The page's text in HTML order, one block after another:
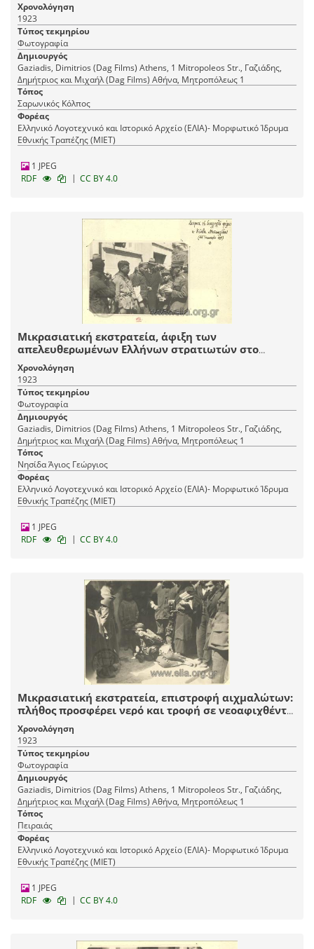
Χρονολόγηση
1923
Τύπος τεκμηρίου
Φωτογραφία
Δημιουργός
Gaziadis, Dimitrios (Dag Films) Athens, 1 Mitropoleos Str., Γαζιάδης,
Δημήτριος και Μιχαήλ (Dag Films) Αθήνα, Mητροπόλεως 1
Τόπος
Σαρωνικός Κόλπος
Φορέας
Ελληνικό Λογοτεχνικό και Ιστορικό Αρχείο (ΕΛΙΑ)- Μορφωτικό Ίδρυμα
Εθνικής Τραπέζης (ΜΙΕΤ)
1 JPEG
RDF
| CC BY 4.0
Μικρασιατική εκστρατεία, άφιξη των
απελευθερωμένων Ελλήνων στρατιωτών στο
λοιμοκαθαρτήριο του Αγίου Γεωργίου.
Χρονολόγηση
1923
Τύπος τεκμηρίου
Φωτογραφία
Δημιουργός
Gaziadis, Dimitrios (Dag Films) Athens, 1 Mitropoleos Str., Γαζιάδης,
Δημήτριος και Μιχαήλ (Dag Films) Αθήνα, Mητροπόλεως 1
Τόπος
Νησίδα Άγιος Γεώργιος
Φορέας
Ελληνικό Λογοτεχνικό και Ιστορικό Αρχείο (ΕΛΙΑ)- Μορφωτικό Ίδρυμα
Εθνικής Τραπέζης (ΜΙΕΤ)
1 JPEG
RDF
| CC BY 4.0
Μικρασιατική εκστρατεία, επιστροφή αιχμαλώτων:
πλήθος προσφέρει νερό και τροφή σε νεοαφιχθέντα
στρατιώτη.
Χρονολόγηση
1923
Τύπος τεκμηρίου
Φωτογραφία
Δημιουργός
Gaziadis, Dimitrios (Dag Films) Athens, 1 Mitropoleos Str., Γαζιάδης,
Δημήτριος και Μιχαήλ (Dag Films) Αθήνα, Mητροπόλεως 1
Τόπος
Πειραιάς
Φορέας
Ελληνικό Λογοτεχνικό και Ιστορικό Αρχείο (ΕΛΙΑ)- Μορφωτικό Ίδρυμα
Εθνικής Τραπέζης (ΜΙΕΤ)
1 JPEG
RDF
| CC BY 4.0